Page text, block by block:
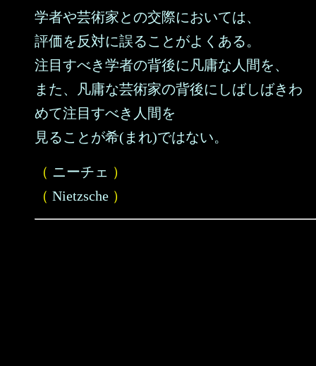
学者や芸術家との交際においては、
評価を反対に誤ることがよくある。
注目すべき学者の背後に凡庸な人間を、
また、凡庸な芸術家の背後にしばしばきわ
めて注目すべき人間を
見ることが希(まれ)ではない。
（ ニーチェ ）
（ Nietzsche ）